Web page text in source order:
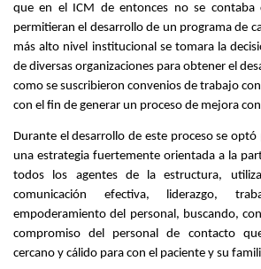
que en el ICM de entonces no se contaba
permitieran el desarrollo de un programa de
más alto nivel institucional se tomara la
de diversas organizaciones para obtener el
como se suscribieron convenios de trabajo con
con el fin de generar un proceso de mejora
Durante el desarrollo de este proceso se
una estrategia fuertemente orientada a la
todos los agentes de la estructura,
comunicación efectiva, liderazgo,
empoderamiento del personal, buscando,
compromiso del personal de contacto
cercano y cálido para con el paciente y su